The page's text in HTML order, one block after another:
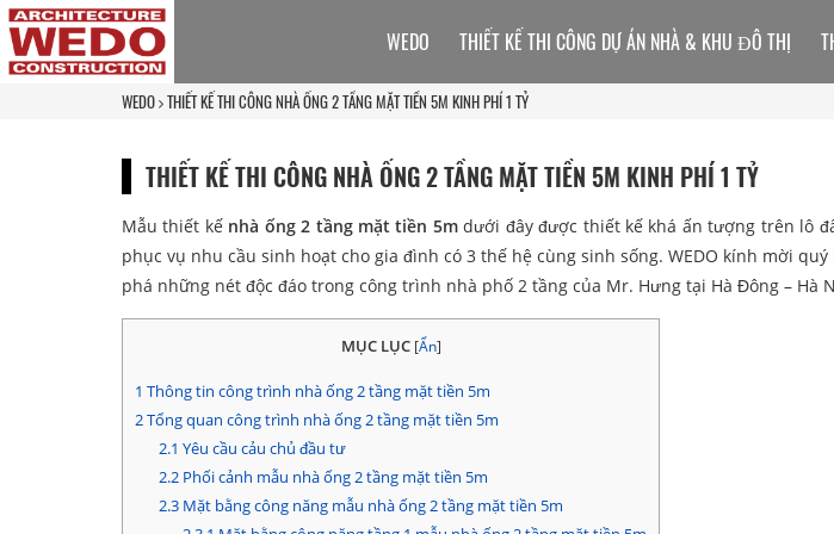
WEDO THIẾT KẾ THI CÔNG NHÀ ỐNG 2 TẦNG MẶT TIỀN 5M KINH PHÍ 1 TỶ
THIẾT KẾ THI CÔNG NHÀ ỐNG 2 TẦNG MẶT TIỀN 5M KINH PHÍ 1 TỶ
Mẫu thiết kế nhà ống 2 tầng mặt tiền 5mdưới đây được thiết kế khá ấn tượng trên lô
phục vụ nhu cầu sinh hoạt cho gia đình có 3 thế hệ cùng sinh sống. WEDO kính mời
phá những nét độc đáo trong công trình nhà phố 2 tầng của Mr. Hưng tại Hà Đông – Hà
MỤC LỤC [Ẩn]
1 Thông tin công trình nhà ống 2 tầng mặt tiền 5m
2Tổng quan công trình nhà ống 2 tầng mặt tiền 5m
2.1 Yêu cầu cảu chủ đầu tư
2.2Phối cảnh mẫu nhà ống 2 tầng mặt tiền 5m
2.3Mặt bằng công năng mẫu nhà ống 2 tầng mặt tiền 5m
WEDO THIẾT KẾ THI CÔNG DỰ ÁN NHÀ & KHU ĐÔ THỊ